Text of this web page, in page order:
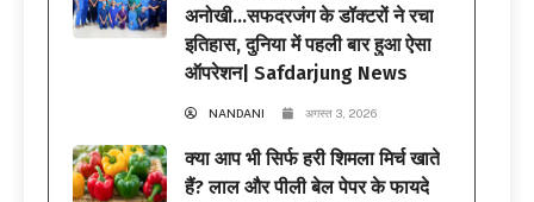
अनोखी…सफदरजंग के डॉक्टरों ने रचा
इतिहास, दुनिया में पहली बार हुआ ऐसा
ऑपरेशन| Safdarjung News
NANDANI अगस्त 3, 2026
क्या आप भी सिर्फ हरी शिमला मिर्च खाते
हैं? लाल और पीली बेल पेपर के फायदे